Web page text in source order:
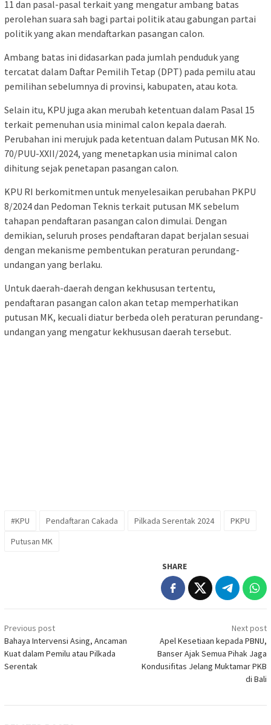
11 dan pasal-pasal terkait yang mengatur ambang batas
perolehan suara sah bagi partai politik atau gabungan partai
politik yang akan mendaftarkan pasangan calon.
Ambang batas ini didasarkan pada jumlah penduduk yang
tercatat dalam Daftar Pemilih Tetap (DPT) pada pemilu atau
pemilihan sebelumnya di provinsi, kabupaten, atau kota.
Selain itu, KPU juga akan merubah ketentuan dalam Pasal 15
terkait pemenuhan usia minimal calon kepala daerah.
Perubahan ini merujuk pada ketentuan dalam Putusan MK No.
70/PUU-XXII/2024, yang menetapkan usia minimal calon
dihitung sejak penetapan pasangan calon.
KPU RI berkomitmen untuk menyelesaikan perubahan PKPU
8/2024 dan Pedoman Teknis terkait putusan MK sebelum
tahapan pendaftaran pasangan calon dimulai. Dengan
demikian, seluruh proses pendaftaran dapat berjalan sesuai
dengan mekanisme pembentukan peraturan perundang-
undangan yang berlaku.
Untuk daerah-daerah dengan kekhususan tertentu,
pendaftaran pasangan calon akan tetap memperhatikan
putusan MK, kecuali diatur berbeda oleh peraturan perundang-
undangan yang mengatur kekhususan daerah tersebut.
#KPU Pendaftaran Cakada Pilkada Serentak 2024
PKPU
Putusan MK
SHARE
Post
navigation
Previous post
Bahaya Intervensi Asing, Ancaman
Kuat dalam Pemilu atau Pilkada
Serentak
Next post
Apel Kesetiaan kepada PBNU,
Banser Ajak Semua Pihak Jaga
Kondusifitas Jelang Muktamar PKB
di Bali